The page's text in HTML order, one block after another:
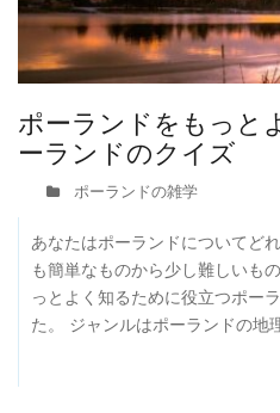
ポーランドをもっ
ーランドのクイズ
ポーランドの雑学
あなたはポーランドについてど
も簡単なものから少し難しいも
っとよく知るために役立つポー
た。 ジャンルはポーランドの地